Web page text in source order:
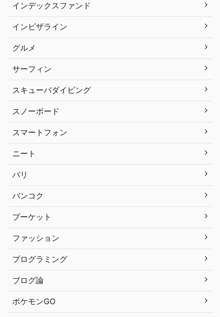
インデックスファンド
インビザライン
グルメ
サーフィン
スキューバダイビング
スノーボード
スマートフォン
ニート
バリ
バンコク
プーケット
ファッション
プログラミング
ブログ論
ポケモンGO